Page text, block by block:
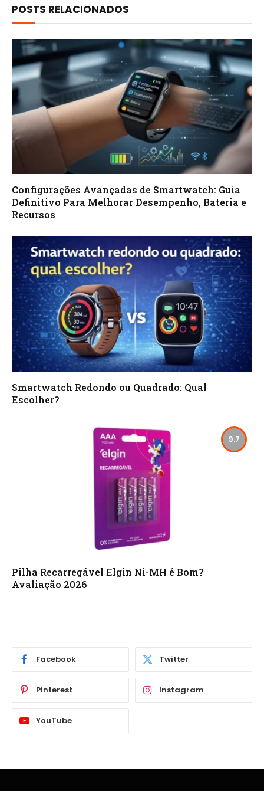
POSTS RELACIONADOS
Configurações Avançadas de Smartwatch: Guia
Definitivo Para Melhorar Desempenho, Bateria e
Recursos
Smartwatch Redondo ou Quadrado: Qual
Escolher?
9.7
Pilha Recarregável Elgin Ni-MH é Bom?
Avaliação 2026
Facebook Twitter
Pinterest Instagram
YouTube